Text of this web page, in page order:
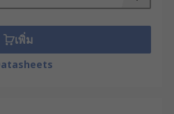
โดยไม่เกะกะพื้นที่ศีรษะ
กันคาง (Face Shield
มการปกป้องให้ครอบคลุม
เพิ่ม